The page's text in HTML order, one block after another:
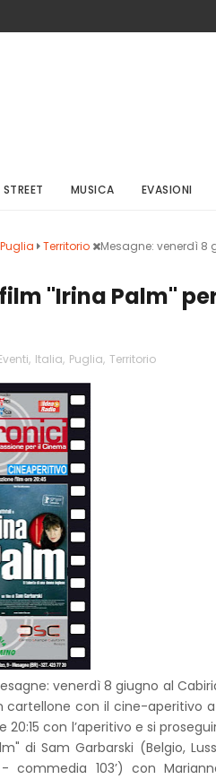
STREET MUSICA EVASIONI
Puglia Territorio
Mesagne: venerdì 8
"Irina Palm"
, Italia, Puglia, Territorio
venerdì 8 giugno al
cartellone con il cine-aperitivo
con l’aperitivo e si
di Sam Garbarski (Belgio,
103’) con